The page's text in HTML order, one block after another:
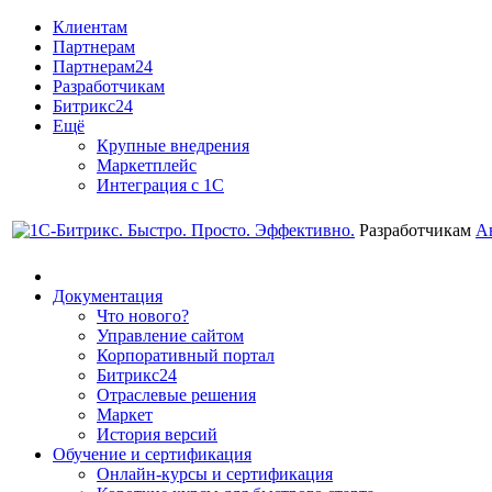
Клиентам
Партнерам
Партнерам24
Разработчикам
Битрикс24
Ещё
Крупные внедрения
Маркетплейс
Интеграция с 1С
Разработчикам
Документация
Что нового?
Управление сайтом
Корпоративный портал
Битрикс24
Отраслевые решения
Маркет
История версий
Обучение и сертификация
Онлайн-курсы и сертификация